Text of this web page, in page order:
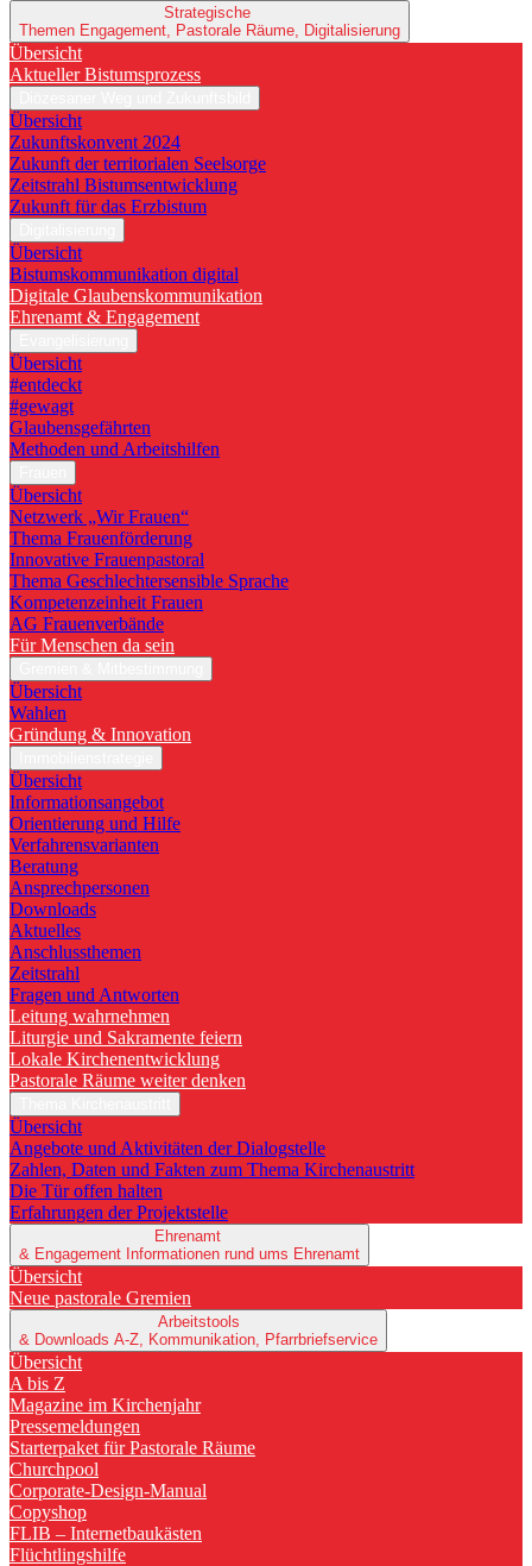
Strategische
Themen Engagement, Pastorale Räume, Digitalisierung
Übersicht
Aktueller Bistumsprozess
Übersicht
Zukunftskonvent 2024
Zukunft der territorialen Seelsorge
Zeitstrahl Bistumsentwicklung
Zukunft für das Erzbistum
Übersicht
Bistumskommunikation digital
Digitale Glaubenskommunikation
Ehrenamt & Engagement
Übersicht
#entdeckt
#gewagt
Glaubensgefährten
Methoden und Arbeitshilfen
Übersicht
Netzwerk „Wir Frauen“
Thema Frauenförderung
Innovative Frauenpastoral
Thema Geschlechtersensible Sprache
Kompetenzeinheit Frauen
AG Frauenverbände
Für Menschen da sein
Übersicht
Wahlen
Gründung & Innovation
Übersicht
Informationsangebot
Orientierung und Hilfe
Verfahrensvarianten
Beratung
Ansprechpersonen
Downloads
Aktuelles
Anschlussthemen
Zeitstrahl
Fragen und Antworten
Leitung wahrnehmen
Liturgie und Sakramente feiern
Lokale Kirchenentwicklung
Pastorale Räume weiter denken
Übersicht
Angebote und Aktivitäten der Dialogstelle
Zahlen, Daten und Fakten zum Thema Kirchenaustritt
Die Tür offen halten
Erfahrungen der Projektstelle
Ehrenamt
& Engagement Informationen rund ums Ehrenamt
Übersicht
Neue pastorale Gremien
Arbeitstools
& Downloads A-Z, Kommunikation, Pfarrbriefservice
Übersicht
A bis Z
Magazine im Kirchenjahr
Pressemeldungen
Starterpaket für Pastorale Räume
Churchpool
Corporate-Design-Manual
Copyshop
FLIB – Internetbaukästen
Flüchtlingshilfe